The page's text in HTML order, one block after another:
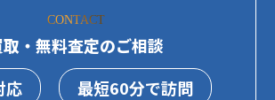
CONTACT
取・無料査定のご相談
応
最短60分で訪問